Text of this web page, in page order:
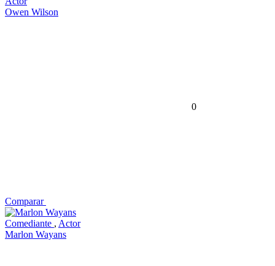
Owen Wilson
0
Comparar
Comediante , Actor
Marlon Wayans